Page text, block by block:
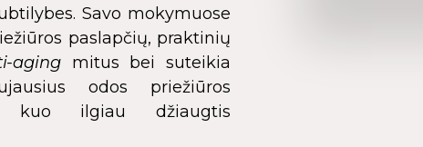
Savo mokymuose
paslapčių, praktinių
aging mitus bei suteikia
odos priežiūros
kuo ilgiau džiaugtis